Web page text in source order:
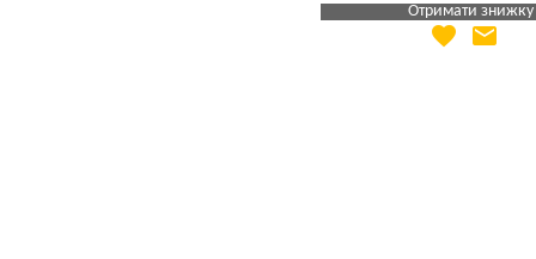
Отримати знижку
Яка Ваша ціна
favorite email